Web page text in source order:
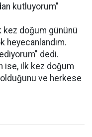
kutluyorum"
kez doğum gününü
heyecanlandım.
dedi.
ise, ilk kez doğum
olduğunu ve herkese